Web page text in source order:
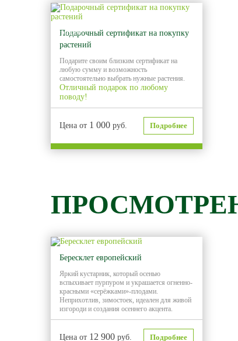
Хит
продаж
Подарочный сертификат на покупку
растений
Подарите своим близким сертификат на
любую сумму и возможность
самостоятельно выбрать нужные растения.
Отличный подарок по любому
поводу!
Цена от 1 000 руб. Подробнее
Бересклет европейский
Яркий кустарник, который осенью
вспыхивает пурпуром и украшается огненно-
красными «серёжками»-плодами.
Неприхотлив, зимостоек, идеален для живой
изгороди и создания осеннего акцента.
Цена от 12 900 руб. Подробнее